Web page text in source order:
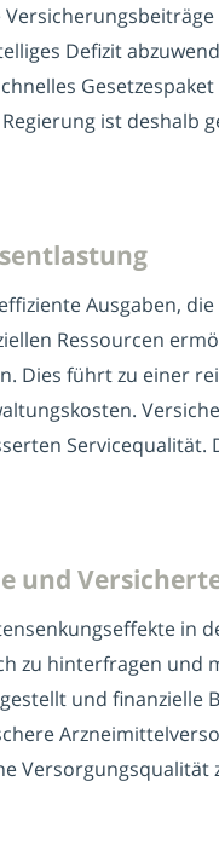
Defizit
Gesetzespaket
ist deshalb
Ausgaben, die
Ressourcen
Dies führt zu einer
Servicequalität.
und
in
zu hinterfragen und
und finanzielle
Versorgungsqualität